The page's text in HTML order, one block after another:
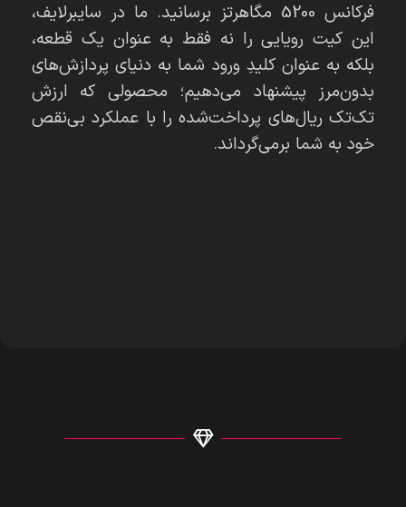
فرکانس 5200 مگاهرتز برسانید. ما در سایبرلایف،
این کیت رویایی را نه فقط به عنوان یک قطعه،
بلکه به عنوان کلیدِ ورود شما به دنیای پردازش‌های
بدون‌مرز پیشنهاد می‌دهیم؛ محصولی که ارزش
تک‌تک ریال‌های پرداخت‌شده را با عملکرد بی‌نقص
خود به شما برمی‌گرداند.